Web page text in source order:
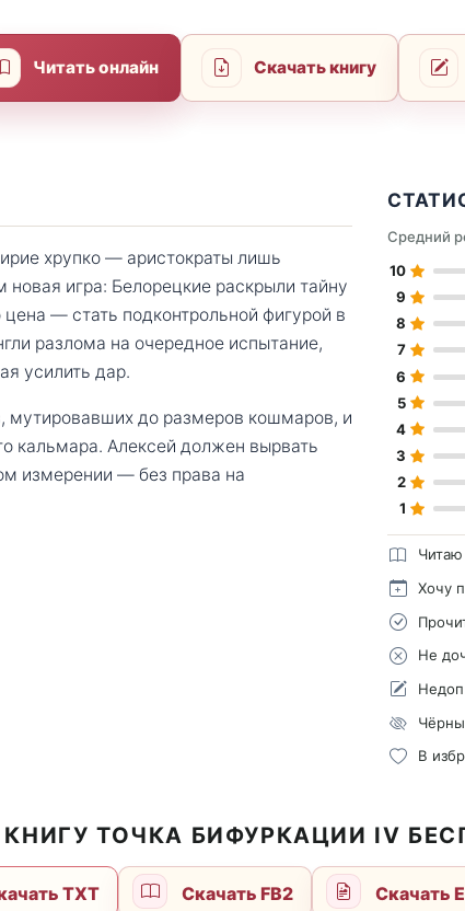
Читать онлайн Скачать книгу
хрупко — аристократы лишь
игра: Белорецкие раскрыли тайну
— стать подконтрольной фигурой в
разлома на очередное испытание,
усилить дар.
мутировавших до размеров кошмаров, и
кальмара. Алексей должен вырвать
измерении — без права на
Средний
10
9
8
7
6
5
4
3
2
1
Читаю
Хочу
Не
В
ТОЧКА БИФУРКАЦИИ IV
TXT Скачать FB2 Скачать